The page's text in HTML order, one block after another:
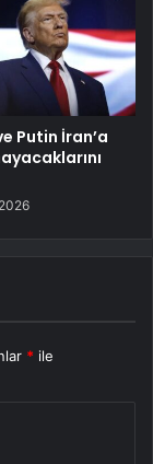
Putin İran’a
* ile